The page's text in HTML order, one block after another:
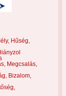
Hűség,
Megcsalás,
Bizalom,